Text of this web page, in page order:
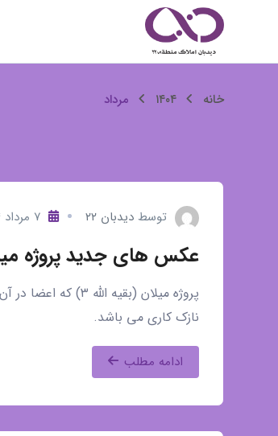
محتوا
مرداد
خانه ۱۴۰۴ مرداد
توسط دیدبان ۲۲ ۷ مرداد ۱۴۰۴
عکس های جدید پروژه
پروژه میلان
نازک کاری می باشد.
ادامه مطلب